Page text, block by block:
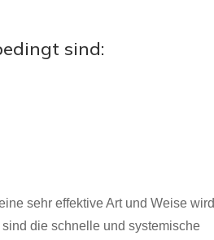
sind:
sehr effektive Art und Weise wird
die schnelle und systemische